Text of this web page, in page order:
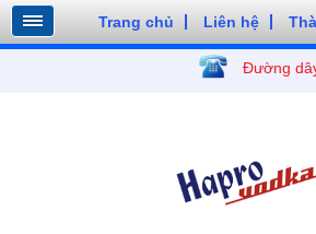
Trang chủ Liên hệ
Đường